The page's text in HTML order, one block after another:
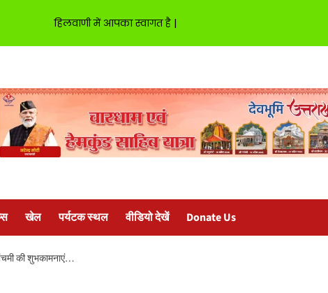
खेल पर्यटक स्थल वीडियो देखें Donate Us
की शुभकामनाएं…
हिलवाणी में आपका स्वागत है |